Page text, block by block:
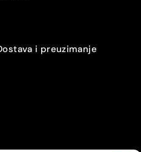
i preuzimanje